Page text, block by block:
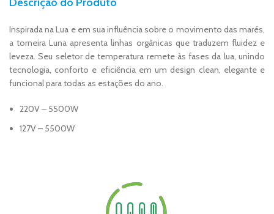
Inspirada na Lua e em sua influência sobre o movimento das marés,
a torneira Luna apresenta linhas orgânicas que traduzem fluidez e
leveza. Seu seletor de temperatura remete às fases da lua, unindo
tecnologia, conforto e eficiência em um design clean, elegante e
funcional para todas as estações do ano.
220V – 5500W
127V – 5500W